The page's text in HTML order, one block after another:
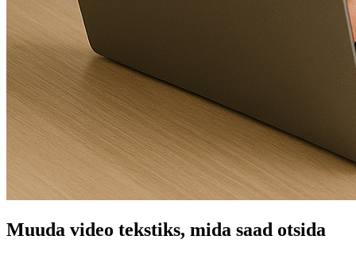
Muuda video tekstiks, mida saad otsida